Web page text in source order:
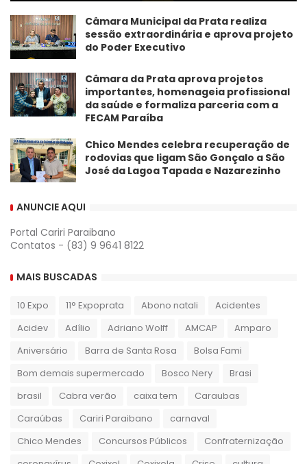
Câmara Municipal da Prata realiza
sessão extraordinária e aprova projeto
do Poder Executivo
​Câmara da Prata aprova projetos
importantes, homenageia profissional
da saúde e formaliza parceria com a
FECAM Paraíba
Chico Mendes celebra recuperação de
rodovias que ligam São Gonçalo a São
José da Lagoa Tapada e Nazarezinho
ANUNCIE AQUI
Portal Cariri Paraibano
Contatos - (83) 9 9641 8122
MAIS BUSCADAS
10 Expo 11° Expoprata Abono natali
Acidentes
Acidev
Adílio Adriano Wolff AMCAP
Amparo
Aniversário
Barra de Santa Rosa
Bolsa Fami
Bom demais supermercado
Bosco Nery
Brasi
brasil
Cabra verão caixa tem
Caraubas
Caraúbas
Cariri Paraibano
carnaval
Chico Mendes
Concursos Públicos
Confraternização